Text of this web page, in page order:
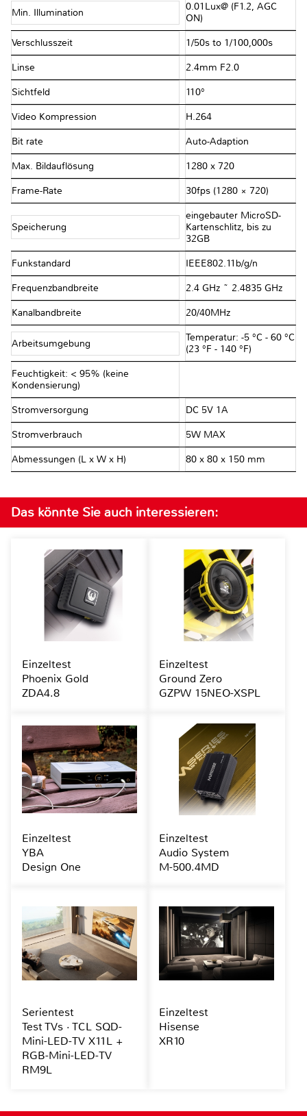
Min. Illumination
0.01Lux@ (F1.2, AGC
ON)
Verschlusszeit 1/50s to 1/100,000s
Linse 2.4mm F2.0
Sichtfeld 110°
Video Kompression H.264
Bit rate Auto-Adaption
Max. Bildauflösung 1280 x 720
Frame-Rate 30fps (1280 × 720)
Speicherung
eingebauter MicroSD-
Kartenschlitz, bis zu
32GB
Funkstandard IEEE802.11b/g/n
Frequenzbandbreite 2.4 GHz ~ 2.4835 GHz
Kanalbandbreite 20/40MHz
Arbeitsumgebung
Temperatur: -5 °C - 60 °C
(23 °F - 140 °F)
Feuchtigkeit: < 95% (keine
Kondensierung)
Stromversorgung DC 5V 1A
Stromverbrauch 5W MAX
Abmessungen (L x W x H) 80 x 80 x 150 mm
Das könnte Sie auch interessieren:
Einzeltest
Phoenix Gold
ZDA4.8
Einzeltest
Ground Zero
GZPW 15NEO-XSPL
Einzeltest
YBA
Design One
Einzeltest
Audio System
M-500.4MD
Serientest
Test TVs · TCL SQD-
Mini-LED-TV X11L +
RGB-Mini-LED-TV
RM9L
Einzeltest
Hisense
XR10